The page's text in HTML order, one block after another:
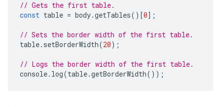
// Gets the first table.
const table = body.getTables()[0];
// Sets the border width of the first table.
table. setBorderWidth(20);
// Logs the border width of the first table.
console. log(table.getBorderWidth());